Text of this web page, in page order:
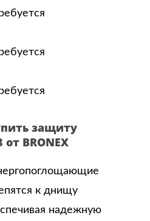
защиту
от BRONEX
к днищу
надежную